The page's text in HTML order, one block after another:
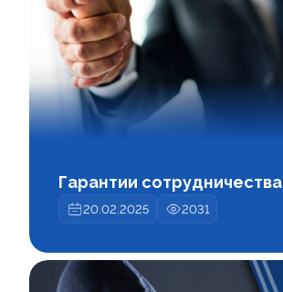
Гарантии сотрудничества
20.02.2025 2031